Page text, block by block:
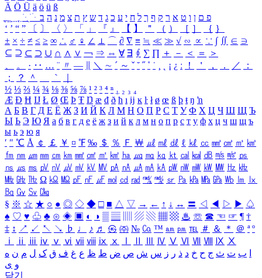
Ä Ö Ü ä ö ü ß
ִֶֹ ֻּ ׁׂ פ ם ן ו ט א ר ק ף ך ל ח י ע כ ג ד ש ץ ת צ מ נ ה ב
‘ ’ “ ” 〔 〕 〈 〉 「 」 『 』 【 】 ＂ （ ） ［ ］ ｛ ｝
± × ÷ ≠ ≤ ≥ ∞ ∴ ♂ ♀ ∠ ⊥ ⌒ ∂ ∇ ≡ ≒ ≪ ≫ √ ∽ ∝ ∵ ∫ ∬ ∈ ∋
⊆ ⊇ ⊂ ⊃ ∪ ∩ ∧ ∨ ￢ ⇒ ⇔ ∀ ∃ ∮ ∑ ∏ ＋ － ＜ ＝
＞
、
。 · ‥ … ¨ 〃 ― ＼ ∼ ´ ～ ˇ ˘ ˝ ˚ ˙ ¸ ¡ ¿ ː ！ ＇ ， ． ／
：
；
？ ＾ ｀
½ ⅓ ⅔ ¼ ¾ ⅛ ⅜ ⅝ ⅞ ¹ ² ³ ⁴ ⁿ ₁ ₂ ₃ ₄
Æ Ð Ħ Ĳ Ł Ø Œ Þ Ŧ Ŋ æ đ ð ħ ı ĳ ĸ ŀ ł ø œ ß þ ŧ ŋ ŉ
А Б В Г Д Е Ё Ж З И Й К Л М Н О П Р С Т У Ф Х Ц Ч Ш Щ Ъ
Ы Ь Э Ю Я а б в г д е ё ж з и й к л м н о п р с т у ф х ц ч ш щ ъ
ы ь э ю я
′ ″ ℃ Å ￠ ￡ ￥ ¤ ℉ ‰ ＄ ％ Ｆ ￦ ㎕ ㎖ ㎗ ℓ ㎘ ㏄ ㎣ ㎤ ㎥ ㎦
㎙ ㎚ ㎛ ㎜ ㎝ ㎞ ㎟ ㎠ ㎡ ㎢ ㏊ ㎍ ㎎ ㎏ ㏏ ㎈ ㎉ ㏈ ㎧ ㎨ ㎰
㎱ ㎲ ㎳ ㎴ ㎵ ㎶ ㎷ ㎸ ㎹ ㎀ ㎁ ㎂ ㎃ ㎄ ㎺ ㎻ ㎽ ㎾ ㎿ ㎐ ㎑
㎒ ㎓ ㎔ Ω ㏀ ㏁ ㎊ ㎋ ㎌ ㏖ ㏅ ㎭ ㎮ ㎯ ㏛ ㎩ ㎪ ㎫ ㎬ ㏝ ㏐
㏓
㏃ ㏉ ㏜ ㏆
§ ※ ☆ ★ ○ ● ◎ ◇ ◆ □ ■ △ ▽ → ← ↑ ↓ ↔ 〓 ◁ ◀ ▷ ▶ ♤
♠ ♡ ♥ ♧ ♣ ⊙ ◈ ▣ ◐ ◑ ▒ ▤ ▨ ▧ ▦ ▩ ♨ ☏ ☎ ☜ ☞ ¶ †
‡ ↕ ↗ ↙ ↖ ↘ ♭ ♩ ♪ ♬ ㉿ ㈜ № ㏇ ™ ㏂ ㏘ ℡ ＃ ＆ ＊ ＠ ª º
ⅰ
ⅱ ⅲ ⅳ ⅴ ⅵ ⅶ ⅷ ⅸ ⅹ Ⅳ Ⅴ Ⅵ Ⅶ Ⅷ Ⅸ Ⅹ
ب ت ث ج ح خ د ذ ر ز س ش ص ض ط ظ ع غ ف ق ک ل م ن ه
و ی
닫기